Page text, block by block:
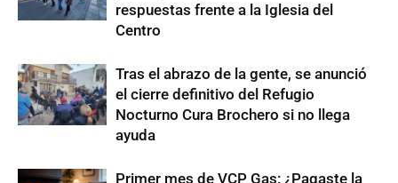
respuestas frente a la Iglesia del
Centro
Tras el abrazo de la gente, se anunció
el cierre definitivo del Refugio
Nocturno Cura Brochero si no llega
ayuda
Primer mes de VCP Gas: ¿Pagaste la